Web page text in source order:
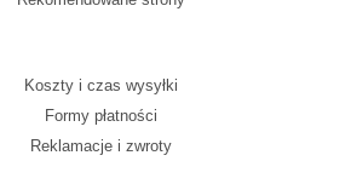
Koszty i czas wysyłki
Formy płatności
Reklamacje i zwroty